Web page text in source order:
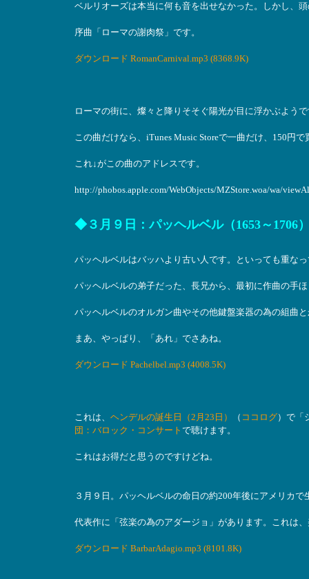
ベルリオーズは本当に何も音を出せなかった。しかし、
序曲「ローマの謝肉祭」です。
ダウンロード RomanCarnival.mp3 (8368.9K)
ローマの街に、燦々と降りそそぐ陽光が目に浮かぶよう
この曲だけなら、iTunes Music Storeで一曲だけ、150円で
これ↓がこの曲のアドレスです。
http://phobos.apple.com/WebObjects/MZStore.woa/wa/
◆３月９日：パッヘルベル（1653～1706
パッヘルベルはバッハより古い人です。といっても重な
パッヘルベルの弟子だった、長兄から、最初に作曲の手
パッヘルベルのオルガン曲やその他鍵盤楽器の為の組曲
まあ、やっぱり、「あれ」でさあね。
ダウンロード Pachelbel.mp3 (4008.5K)
これは、 ヘンデルの誕生日（2月23日） （ ココログ）で「
団：バロック・コンサート で聴けます。
これはお得だと思うのですけどね。
３月９日。パッヘルベルの命日の約200年後にアメリカ
代表作に「弦楽の為のアダージョ」があります。これは
ダウンロード BarbarAdagio.mp3 (8101.8K)